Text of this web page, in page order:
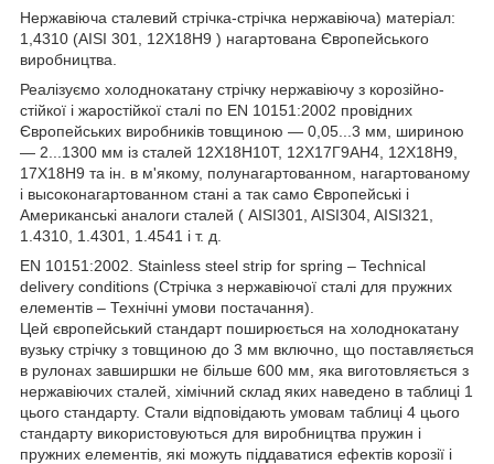
Нержавіюча сталевий стрічка-стрічка нержавіюча) матеріал:
1,4310 (AISI 301, 12Х18Н9 ) нагартована Європейського
виробництва.
Реалізуємо холоднокатану стрічку нержавіючу з корозійно-
стійкої і жаростійкої сталі по EN 10151:2002 провідних
Європейських виробників товщиною — 0,05...3 мм, шириною
— 2...1300 мм із сталей 12Х18Н10Т, 12Х17Г9АН4, 12Х18Н9,
17Х18Н9 та ін. в м'якому, полунагартованном, нагартованому
і высоконагартованном стані а так само Європейські і
Американські аналоги сталей ( AISI301, AISI304, AISI321,
1.4310, 1.4301, 1.4541 і т. д.
EN 10151:2002. Stainless steel strip for spring – Technical
delivery conditions (Стрічка з нержавіючої сталі для пружних
елементів – Технічні умови постачання).
Цей європейський стандарт поширюється на холоднокатану
вузьку стрічку з товщиною до 3 мм включно, що поставляється
в рулонах завширшки не більше 600 мм, яка виготовляється з
нержавіючих сталей, хімічний склад яких наведено в таблиці 1
цього стандарту. Стали відповідають умовам таблиці 4 цього
стандарту використовуються для виробництва пружин і
пружних елементів, які можуть піддаватися ефектів корозії і